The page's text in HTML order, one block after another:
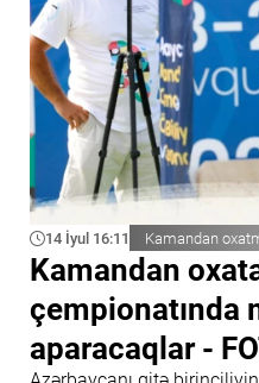
14 İyul 16:11 Kamandan
Kamandan
çempionatında
aparacaqlar -